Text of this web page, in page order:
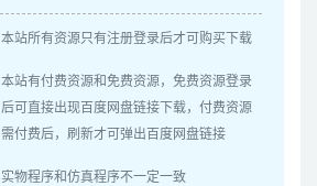
本站所有资源只有注册登录后才可购买下载
本站有付费资源和免费资源，免费资源登录
后可直接出现百度网盘链接下载，付费资源
需付费后，刷新才可弹出百度网盘链接
实物程序和仿真程序不一定一致